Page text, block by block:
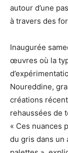
autour d’une
à travers des
Inaugurée
œuvres où la
Noureddine,
créations
rehaussées de
« Ces nuances
du gris dans un